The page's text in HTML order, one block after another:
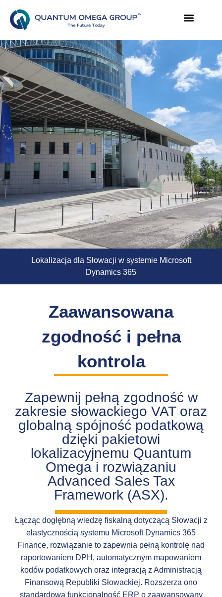
Lokalizacja dla Słowacji w systemie Microsoft
Dynamics 365
Zaawansowana
zgodność i pełna
kontrola
Zapewnij pełną zgodność w
zakresie słowackiego VAT oraz
globalną spójność podatkową
dzięki pakietowi
lokalizacyjnemu Quantum
Omega i rozwiązaniu
Advanced Sales Tax
Framework (ASX).
Łącząc dogłębną wiedzę fiskalną dotyczącą Słowacji z
elastycznością systemu Microsoft Dynamics 365
Finance, rozwiązanie to zapewnia pełną kontrolę nad
raportowaniem DPH, automatycznym mapowaniem
kodów podatkowych oraz integracją z Administracją
Finansową Republiki Słowackiej. Rozszerza ono
standardową funkcjonalność ERP o zaawansowany